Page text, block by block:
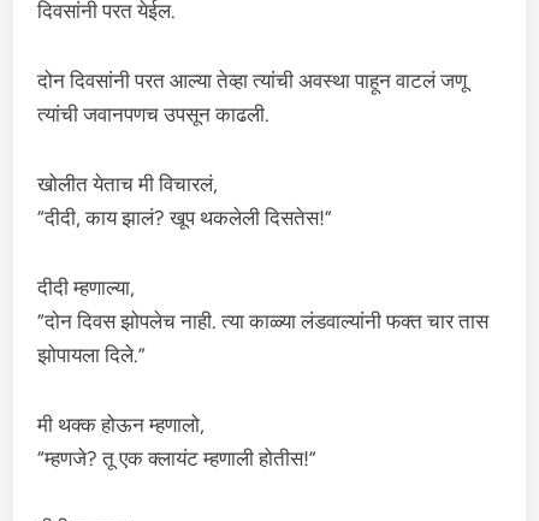
दिवसांनी परत येईल.
दोन दिवसांनी परत आल्या तेव्हा त्यांची अवस्था पाहून वाटलं जणू
त्यांची जवानपणच उपसून काढली.
खोलीत येताच मी विचारलं,
“दीदी, काय झालं? खूप थकलेली दिसतेस!”
दीदी म्हणाल्या,
“दोन दिवस झोपलेच नाही. त्या काळ्या लंडवाल्यांनी फक्त चार तास
झोपायला दिले.”
मी थक्क होऊन म्हणालो,
“म्हणजे? तू एक क्लायंट म्हणाली होतीस!”